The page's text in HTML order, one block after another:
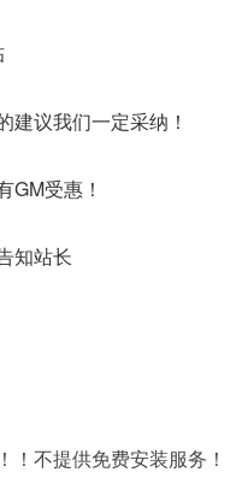
议我们一定采纳！
GM受惠！
知站长
不提供免费安装服务！